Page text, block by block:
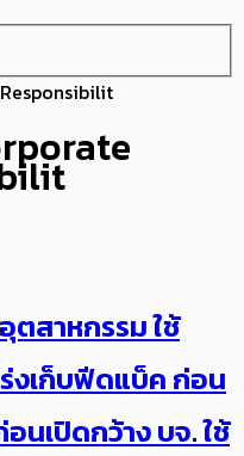
ตสาหกรรม ใช้
ร่งเก็บฟีดแบ็ค ก่อน
เปิดกว้าง​ บจ. ใช้